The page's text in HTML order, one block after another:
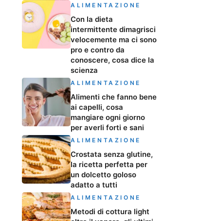
ALIMENTAZIONE
Con la dieta
intermittente dimagrisci
velocemente ma ci sono
pro e contro da
conoscere, cosa dice la
scienza
ALIMENTAZIONE
Alimenti che fanno bene
ai capelli, cosa
mangiare ogni giorno
per averli forti e sani
ALIMENTAZIONE
Crostata senza glutine,
la ricetta perfetta per
un dolcetto goloso
adatto a tutti
ALIMENTAZIONE
Metodi di cottura light